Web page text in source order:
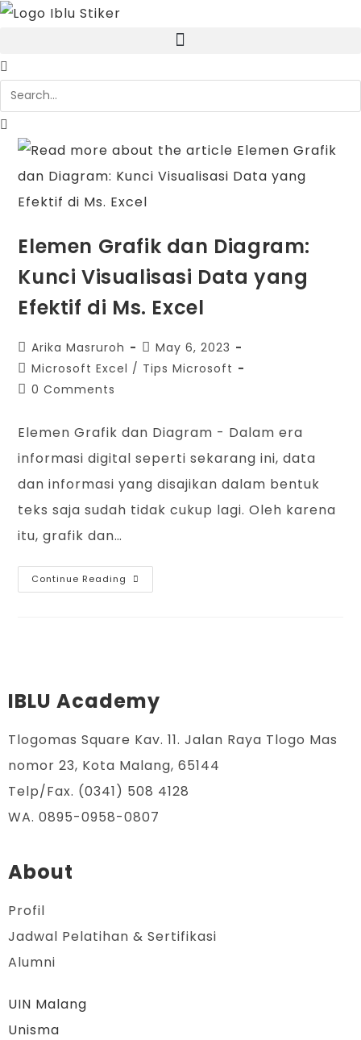
Elemen Grafik dan Diagram:
Kunci Visualisasi Data yang
Efektif di Ms. Excel
Arika Masruroh
May 6, 2023
Microsoft Excel / Tips Microsoft
0 Comments
Elemen Grafik dan Diagram - Dalam era
informasi digital seperti sekarang ini, data
dan informasi yang disajikan dalam bentuk
teks saja sudah tidak cukup lagi. Oleh karena
itu, grafik dan…
Continue Reading
IBLU Academy
Tlogomas Square Kav. 11. Jalan Raya Tlogo Mas
nomor 23, Kota Malang, 65144
Telp/Fax. (0341) 508 4128
WA. 0895-0958-0807
About
Profil
Jadwal Pelatihan & Sertifikasi
Alumni
UIN Malang
Unisma